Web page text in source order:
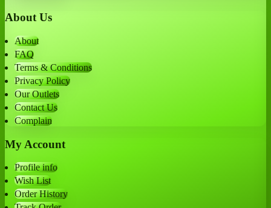
About Us
About
FAQ
Terms & Conditions
Privacy Policy
Our Outlets
Contact Us
Complain
My Account
Profile info
Wish List
Order History